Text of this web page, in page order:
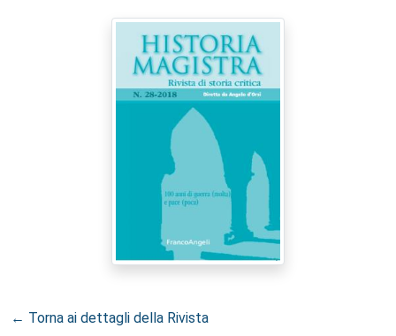
← Torna ai dettagli della Rivista